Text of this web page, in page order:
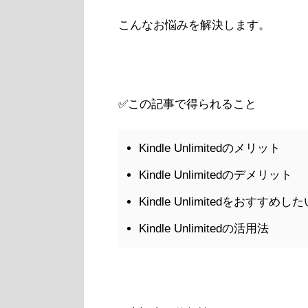
こんなお悩みを解決します。
✅この記事で得られること
Kindle Unlimitedのメリット
Kindle Unlimitedのデメリット
Kindle Unlimitedをおすすめした
Kindle Unlimitedの活用法